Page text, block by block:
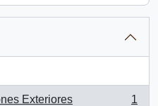
Exteriores 1